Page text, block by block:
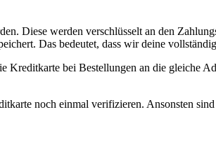
Diese werden verschlüsselt an den
Das bedeutet, dass wir deine
Kreditkarte bei Bestellungen an die gleiche
noch einmal verifizieren. Ansonsten